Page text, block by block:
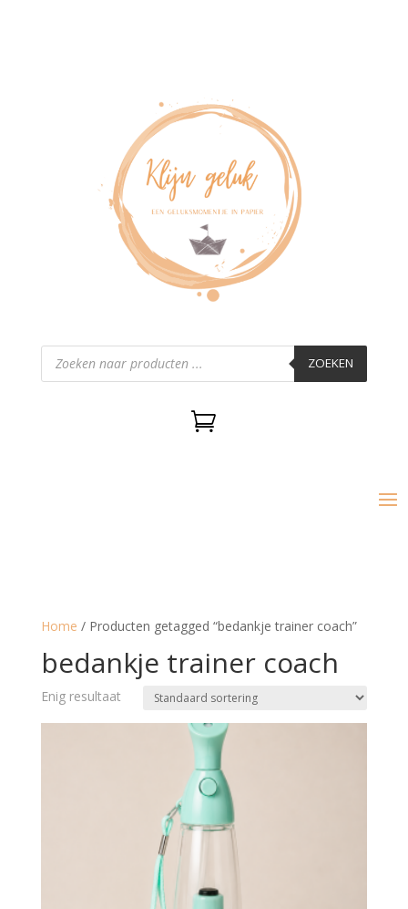
Producten
zoeken ZOEKEN

Home / Producten getagged “bedankje trainer coach”
bedankje trainer coach
Enig resultaat